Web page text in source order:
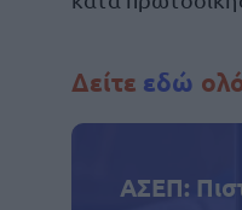
Δείτε εδώ
ΑΣΕΠ: